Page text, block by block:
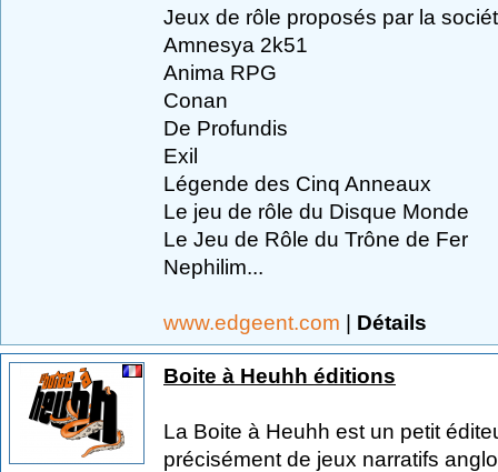
Jeux de rôle proposés par la
Amnesya 2k51
Anima RPG
Conan
De Profundis
Exil
Légende des Cinq Anneaux
Le jeu de rôle du Disque Monde
Le Jeu de Rôle du Trône de Fer
Nephilim...
www.edgeent.com | Détails
Boite à Heuhh éditions
La Boite à Heuhh est un petit
précisément de jeux narratifs